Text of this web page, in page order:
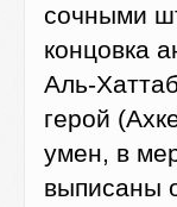
сочными
концовка
Аль-
герой
умен, в
выписаны